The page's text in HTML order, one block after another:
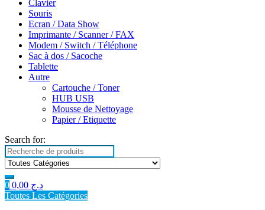
Clavier
Souris
Ecran / Data Show
Imprimante / Scanner / FAX
Modem / Switch / Téléphone
Sac à dos / Sacoche
Tablette
Autre
Cartouche / Toner
HUB USB
Mousse de Nettoyage
Papier / Etiquette
Search for:
0 د.ج
Toutes Les Catégories